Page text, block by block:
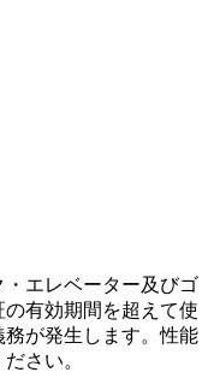
エレベーター及びゴ
有効期間を超えて使
が発生します。性能
さい。